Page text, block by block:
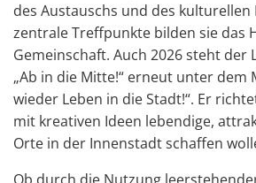
des Austauschs und des kulturellen
zentrale Treffpunkte bilden sie das
Gemeinschaft. Auch 2026 steht der
„Ab in die Mitte!“ erneut unter dem
wieder Leben in die Stadt!“. Er
mit kreativen Ideen lebendige,
Orte in der Innenstadt schaffen